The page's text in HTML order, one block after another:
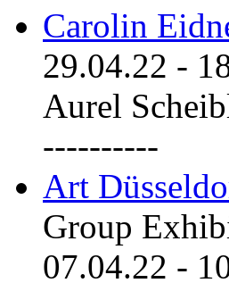
Carolin
29.04.22 -
Aurel
----------
Art
Group
07.04.22 -